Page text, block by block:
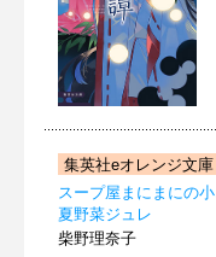
集英社eオレンジ文庫
スープ屋まにまにの
夏野菜ジュレ
柴野理奈子